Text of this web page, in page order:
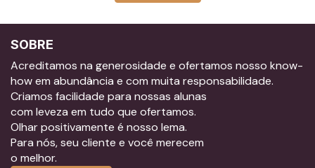
SOBRE
Acreditamos na generosidade e ofertamos nosso know-
how em abundância e com muita responsabilidade.
Criamos facilidade para nossas alunas
com leveza em tudo que ofertamos.
Olhar positivamente é nosso lema.
Para nós, seu cliente e você merecem
o melhor.